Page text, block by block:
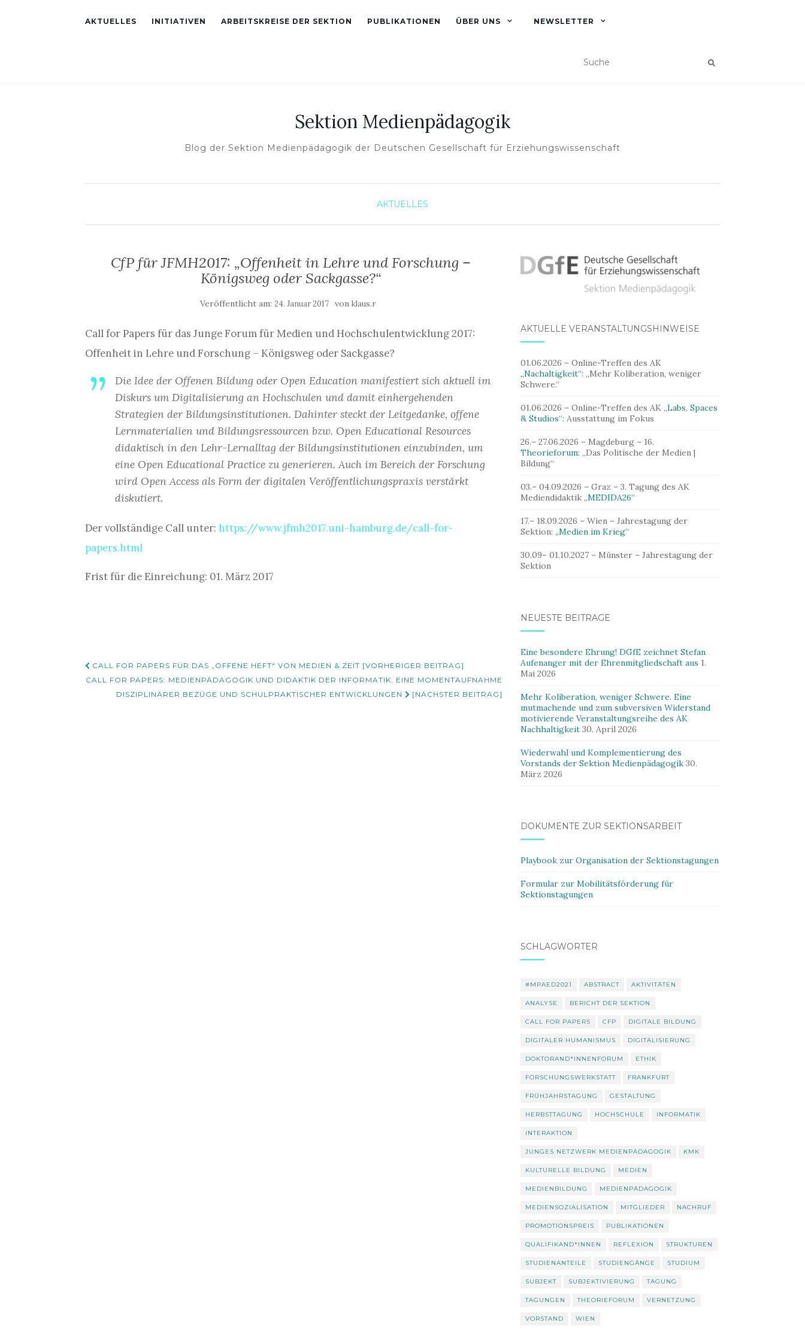
AKTUELLES INITIATIVEN ARBEITSKREISE DER SEKTION PUBLIKATIONEN ÜBER UNS NEWSLETTER
Sektion Medienpädagogik
Blog der Sektion Medienpädagogik der Deutschen Gesellschaft für Erziehungswissenschaft
AKTUELLES
CfP für JFMH2017: „Offenheit in Lehre und Forschung –
Königsweg oder Sackgasse?“
Veröffentlicht am: 24. Januar 2017 von klaus.r
Call for Papers für das Junge Forum für Medien und Hochschulentwicklung 2017:
Offenheit in Lehre und Forschung – Königsweg oder Sackgasse?
Die Idee der Offenen Bildung oder Open Education manifestiert sich aktuell im
Diskurs um Digitalisierung an Hochschulen und damit einhergehenden
Strategien der Bildungsinstitutionen. Dahinter steckt der Leitgedanke, offene
Lernmaterialien und Bildungsressourcen bzw. Open Educational Resources
didaktisch in den Lehr-Lernalltag der Bildungsinstitutionen einzubinden, um
eine Open Educational Practice zu generieren. Auch im Bereich der Forschung
wird Open Access als Form der digitalen Veröffentlichungspraxis verstärkt
diskutiert.
Der vollständige Call unter: https://www.jfmh2017.uni-hamburg.de/call-for-
papers.html
Frist für die Einreichung: 01. März 2017
Beitrags-
Navigation
CALL FOR PAPERS FÜR DAS „OFFENE HEFT“ VON MEDIEN & ZEIT [VORHERIGER BEITRAG]
CALL FOR PAPERS: MEDIENPÄDAGOGIK UND DIDAKTIK DER INFORMATIK. EINE MOMENTAUFNAHME
DISZIPLINÄRER BEZÜGE UND SCHULPRAKTISCHER ENTWICKLUNGEN [NÄCHSTER BEITRAG]
AKTUELLE VERANSTALTUNGSHINWEISE
01.06.2026 – Online-Treffen des AK
„Nachaltigkeit“: „Mehr Koliberation, weniger
Schwere.“
01.06.2026 – Online-Treffen des AK „Labs, Spaces
& Studios“: Ausstattung im Fokus
26.– 27.06.2026 – Magdeburg – 16.
Theorieforum: „Das Politische der Medien |
Bildung“
03.– 04.09.2026 – Graz – 3. Tagung des AK
Mediendidaktik „MEDIDA26“
17.– 18.09.2026 – Wien – Jahrestagung der
Sektion: „Medien im Krieg“
30.09– 01.10.2027 – Münster – Jahrestagung der
Sektion
NEUESTE BEITRÄGE
Eine besondere Ehrung! DGfE zeichnet Stefan
Aufenanger mit der Ehrenmitgliedschaft aus 1.
Mai 2026
Mehr Koliberation, weniger Schwere. Eine
mutmachende und zum subversiven Widerstand
motivierende Veranstaltungsreihe des AK
Nachhaltigkeit 30. April 2026
Wiederwahl und Komplementierung des
Vorstands der Sektion Medienpädagogik 30.
März 2026
DOKUMENTE ZUR SEKTIONSARBEIT
Playbook zur Organisation der Sektionstagungen
Formular zur Mobilitätsförderung für
Sektionstagungen
SCHLAGWÖRTER
#MPAED2021 ABSTRACT AKTIVITÄTEN
ANALYSE BERICHT DER SEKTION
CALL FOR PAPERS CFP DIGITALE BILDUNG
DIGITALER HUMANISMUS DIGITALISIERUNG
DOKTORAND*INNENFORUM ETHIK
FORSCHUNGSWERKSTATT FRANKFURT
FRÜHJAHRSTAGUNG GESTALTUNG
HERBSTTAGUNG HOCHSCHULE INFORMATIK
INTERAKTION
JUNGES NETZWERK MEDIENPÄDAGOGIK KMK
KULTURELLE BILDUNG MEDIEN
MEDIENBILDUNG MEDIENPÄDAGOGIK
MEDIENSOZIALISATION MITGLIEDER NACHRUF
PROMOTIONSPREIS PUBLIKATIONEN
QUALIFIKAND*INNEN REFLEXION STRUKTUREN
STUDIENANTEILE STUDIENGÄNGE STUDIUM
SUBJEKT SUBJEKTIVIERUNG TAGUNG
TAGUNGEN THEORIEFORUM VERNETZUNG
VORSTAND WIEN